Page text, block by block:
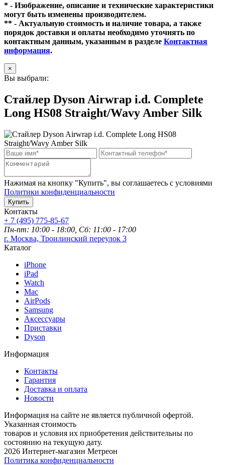
* - Изображение, описание и технические характеристики
могут быть изменены производителем.
** - Актуальную стоимость и наличие товара, а также
порядок доставки и оплаты необходимо уточнять по
контактным данным, указанным в разделе Контактная
информация.
×
Вы выбрали:
Стайлер Dyson Airwrap i.d. Complete
Long HS08 Straight/Wavy Amber Silk
Нажимая на кнопку "Купить", вы соглашаетесь с условиями
Политики конфиденциальности
Купить
Контакты
+ 7 (495) 775-85-67
Пн-пт: 10:00 - 18:00, Сб: 11:00 - 17:00
г. Москва, Троилинский переулок 3
Каталог
iPhone
iPad
Watch
Mac
AirPods
Samsung
Аксессуары
Приставки
Dyson
Информация
Контакты
Гарантия
Доставка и оплата
Новости
Информация на сайте не является публичной офертой.
Указанная стоимость
товаров и условия их приобретения действительны по
состоянию на текущую дату.
2026 Интернет-магазин Метреон
Политика конфиденциальности